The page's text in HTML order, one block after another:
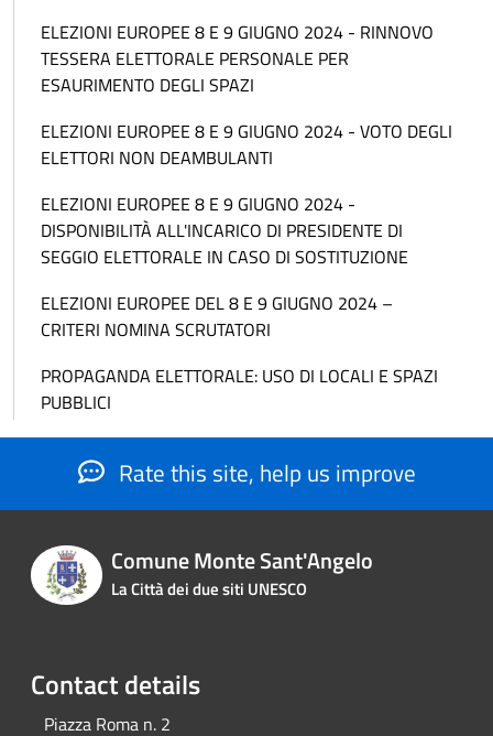
ELEZIONI EUROPEE 8 E 9 GIUGNO 2024 - RINNOVO
TESSERA ELETTORALE PERSONALE PER
ESAURIMENTO DEGLI SPAZI
ELEZIONI EUROPEE 8 E 9 GIUGNO 2024 - VOTO DEGLI
ELETTORI NON DEAMBULANTI
ELEZIONI EUROPEE 8 E 9 GIUGNO 2024 -
DISPONIBILITÀ ALL'INCARICO DI PRESIDENTE DI
SEGGIO ELETTORALE IN CASO DI SOSTITUZIONE
ELEZIONI EUROPEE DEL 8 E 9 GIUGNO 2024 –
CRITERI NOMINA SCRUTATORI
PROPAGANDA ELETTORALE: USO DI LOCALI E SPAZI
PUBBLICI
Rate this site, help us improve
Comune Monte Sant'Angelo
La Città dei due siti UNESCO
Contact details
Piazza Roma n. 2